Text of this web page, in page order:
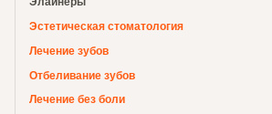
Эстетическая стоматология
Лечение зубов
Отбеливание зубов
Лечение без боли